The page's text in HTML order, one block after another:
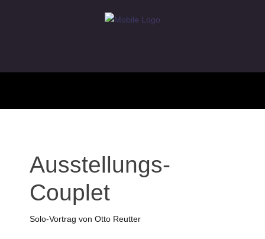
Ausstellungs-
Couplet
Solo-Vortrag von Otto Reutter